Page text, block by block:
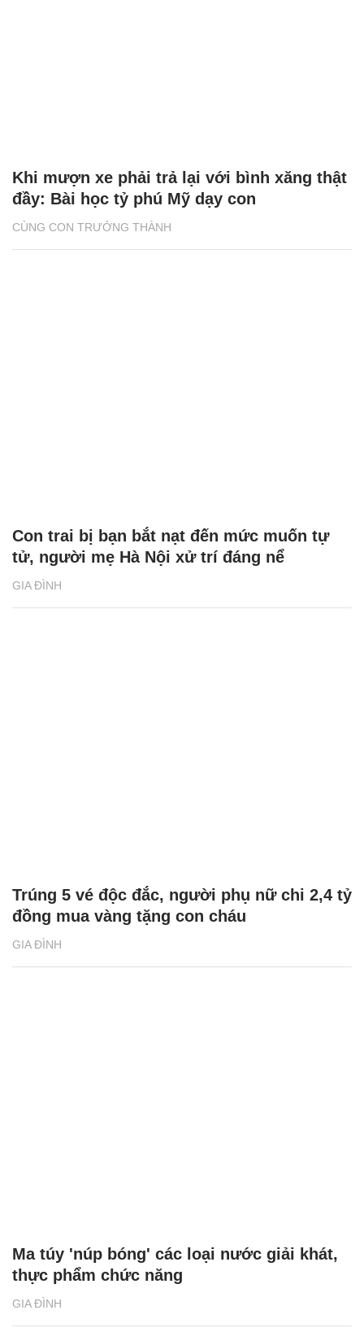
CÙNG CON TRƯỞNG THÀNH
Khi mượn xe phải trả lại với bình xăng thật
đầy: Bài học tỷ phú Mỹ dạy con
GIA ĐÌNH
Con trai bị bạn bắt nạt đến mức muốn tự
tử, người mẹ Hà Nội xử trí đáng nể
GIA ĐÌNH
Trúng 5 vé độc đắc, người phụ nữ chi 2,4 tỷ
đồng mua vàng tặng con cháu
GIA ĐÌNH
Ma túy 'núp bóng' các loại nước giải khát,
thực phẩm chức năng